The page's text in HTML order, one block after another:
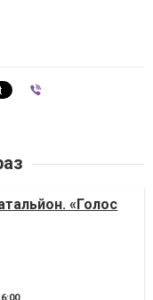
«Голос